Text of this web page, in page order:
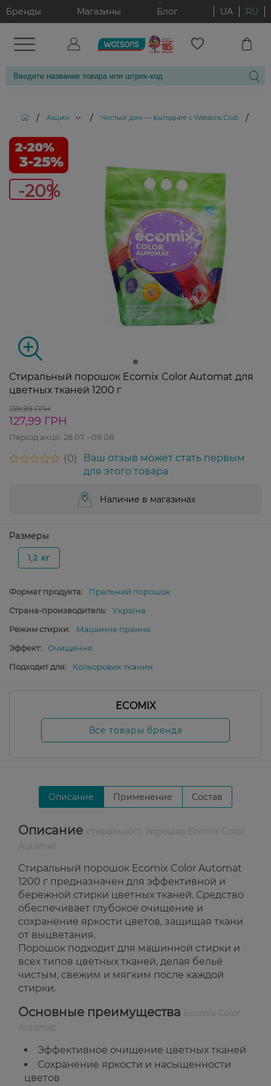
Бренды Магазины Блог UA RU
/ Акции / Чистый дом — выгоднее с Watsons Club /
-20%
Стиральный порошок Ecomix Color Automat для
цветных тканей 1200 г
159,99 ГРН
127,99 ГРН
Період акції: 28 07 - 09 08
0
Ваш отзыв может стать первым
для этого товара
Наличие в магазинах
Размеры
1,2 кг
Формат продукта:
Пральний порошок
Страна-производитель:
Україна
Режим стирки:
Машинне прання
Эффект:
Очищення
Подходит для:
Кольорових тканин
ECOMIX
Все товары бренда
Описание Применение Состав
Описание
Стиральный порошок Ecomix Color Automat
1200 г предназначен для эффективной и
бережной стирки цветных тканей. Средство
обеспечивает глубокое очищение и
сохранение яркости цветов, защищая ткани
от выцветания.
Порошок подходит для машинной стирки и
всех типов цветных тканей, делая бельё
чистым, свежим и мягким после каждой
стирки.
Основные преимущества
Эффективное очищение цветных тканей
Сохранение яркости и насыщенности
цветов